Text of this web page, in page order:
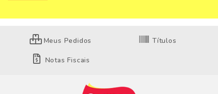
Meus Pedidos Títulos
Notas Fiscais